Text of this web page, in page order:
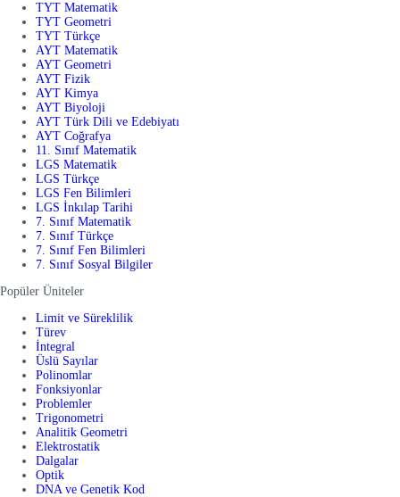
TYT Matematik
TYT Geometri
TYT Türkçe
AYT Matematik
AYT Geometri
AYT Fizik
AYT Kimya
AYT Biyoloji
AYT Türk Dili ve Edebiyatı
AYT Coğrafya
11. Sınıf Matematik
LGS Matematik
LGS Türkçe
LGS Fen Bilimleri
LGS İnkılap Tarihi
7. Sınıf Matematik
7. Sınıf Türkçe
7. Sınıf Fen Bilimleri
7. Sınıf Sosyal Bilgiler
Popüler Üniteler
Limit ve Süreklilik
Türev
İntegral
Üslü Sayılar
Polinomlar
Fonksiyonlar
Problemler
Trigonometri
Analitik Geometri
Elektrostatik
Dalgalar
Optik
DNA ve Genetik Kod